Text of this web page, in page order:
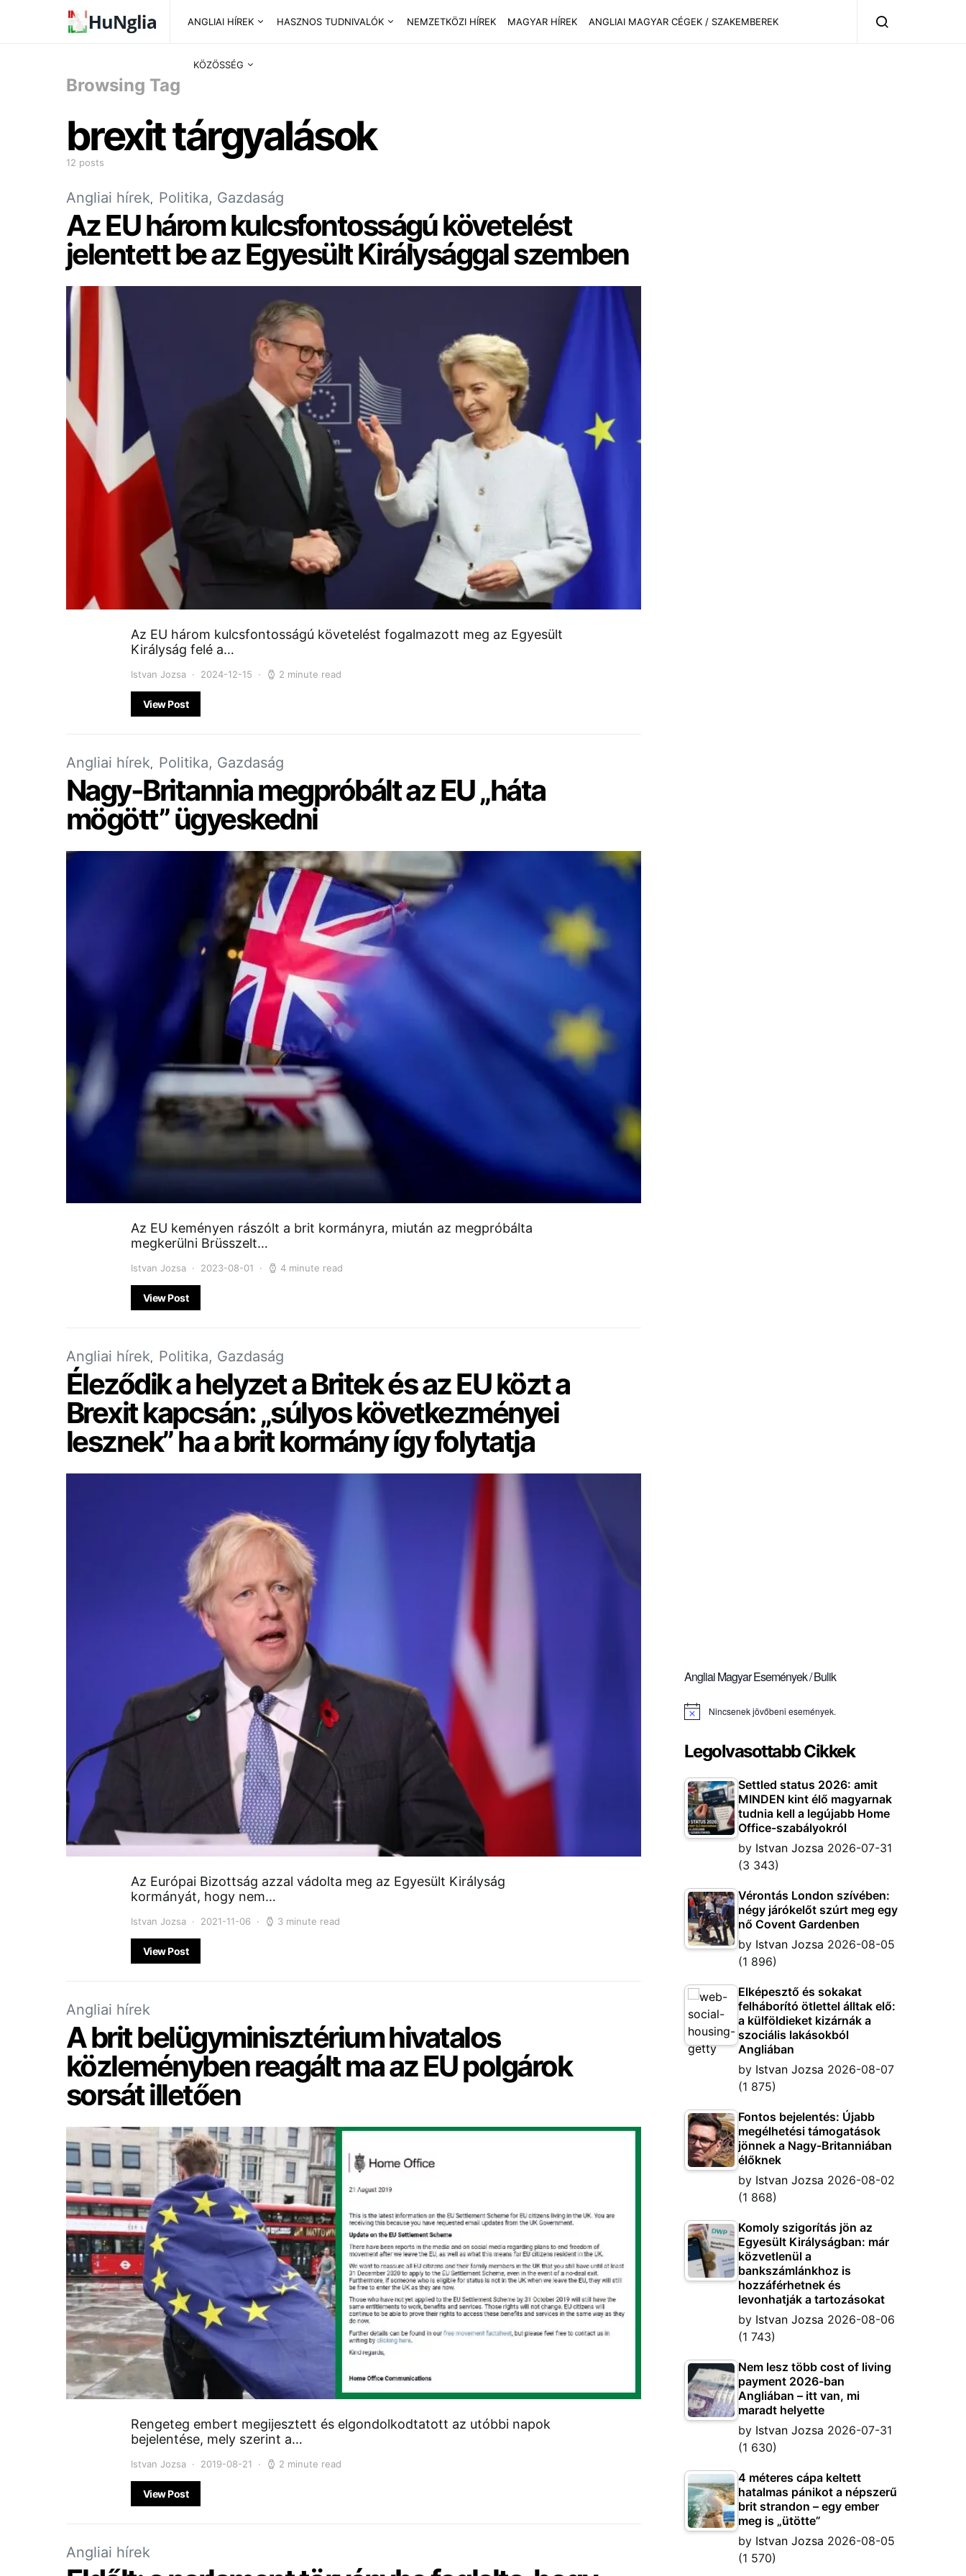
ANGLIAI HÍREK HASZNOS TUDNIVALÓK NEMZETKÖZI HÍREK MAGYAR HÍREK ANGLIAI MAGYAR CÉGEK / SZAKEMBEREK
KÖZÖSSÉG
Browsing Tag
brexit tárgyalások
12 posts
Angliai hírek Politika, Gazdaság
Az EU három kulcsfontosságú követelést
jelentett be az Egyesült Királysággal szemben
Az EU három kulcsfontosságú követelést fogalmazott meg az Egyesült
Királyság felé a…
Istvan Jozsa 2024-12-15 2 minute read
View Post
Angliai hírek Politika, Gazdaság
Nagy-Britannia megpróbált az EU „háta
mögött” ügyeskedni
Az EU keményen rászólt a brit kormányra, miután az megpróbálta
megkerülni Brüsszelt…
Istvan Jozsa 2023-08-01 4 minute read
View Post
Angliai hírek Politika, Gazdaság
Éleződik a helyzet a Britek és az EU közt a
Brexit kapcsán: „súlyos következményei
lesznek” ha a brit kormány így folytatja
Az Európai Bizottság azzal vádolta meg az Egyesült Királyság
kormányát, hogy nem…
Istvan Jozsa 2021-11-06 3 minute read
View Post
Angliai hírek
A brit belügyminisztérium hivatalos
közleményben reagált ma az EU polgárok
sorsát illetően
Rengeteg embert megijesztett és elgondolkodtatott az utóbbi napok
bejelentése, mely szerint a…
Istvan Jozsa 2019-08-21 2 minute read
View Post
Angliai hírek
Angliai Magyar Események / Bulik
Notice Nincsenek jövőbeni események.
Legolvasottabb Cikkek
Settled status 2026: amit
MINDEN kint élő magyarnak
tudnia kell a legújabb Home
Office-szabályokról
by Istvan Jozsa 2026-07-31
(3 343)
Vérontás London szívében:
négy járókelőt szúrt meg egy
nő Covent Gardenben
by Istvan Jozsa 2026-08-05
(1 896)
Elképesztő és sokakat
felháborító ötlettel álltak elő:
a külföldieket kizárnák a
szociális lakásokból
Angliában
by Istvan Jozsa 2026-08-07
(1 875)
Fontos bejelentés: Újabb
megélhetési támogatások
jönnek a Nagy-Britanniában
élőknek
by Istvan Jozsa 2026-08-02
(1 868)
Komoly szigorítás jön az
Egyesült Királyságban: már
közvetlenül a
bankszámlánkhoz is
hozzáférhetnek és
levonhatják a tartozásokat
by Istvan Jozsa 2026-08-06
(1 743)
Nem lesz több cost of living
payment 2026-ban
Angliában – itt van, mi
maradt helyette
by Istvan Jozsa 2026-07-31
(1 630)
4 méteres cápa keltett
hatalmas pánikot a népszerű
brit strandon – egy ember
meg is „ütötte”
by Istvan Jozsa 2026-08-05
(1 570)